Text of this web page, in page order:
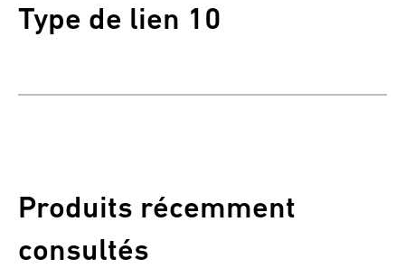
Type de lien 10
Produits récemment
consultés